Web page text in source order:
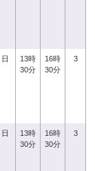
日
13時
30分
16時
30分
3
日
13時
30分
16時
30分
3